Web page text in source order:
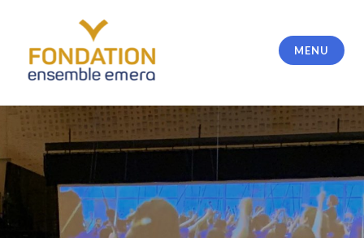
Fondation Ensemble Emera
MENU